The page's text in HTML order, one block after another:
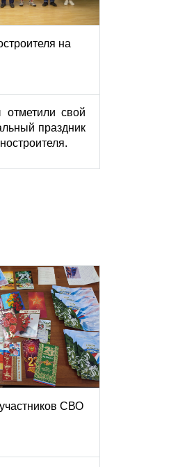
на
отметили свой
праздник
СВО